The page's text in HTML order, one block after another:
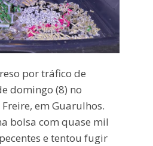
por tráfico de
domingo (8) no
em Guarulhos.
bolsa com quase mil
e tentou fugir